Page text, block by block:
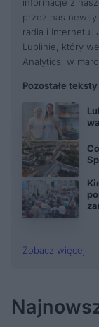
przez nas newsy
radia i Internetu.
Lublinie, który
Analytics, w
Pozostałe
Zobacz więcej